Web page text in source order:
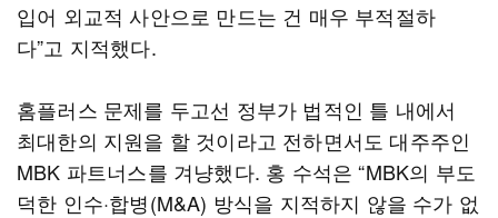
입어 외교적 사안으로 만드는 건 매우 부적절하
다”고 지적했다.
홈플러스 문제를 두고선 정부가 법적인 틀 내에서
최대한의 지원을 할 것이라고 전하면서도 대주주인
MBK 파트너스를 겨냥했다. 홍 수석은 “MBK의 부도
덕한 인수·합병(M&A) 방식을 지적하지 않을 수가 없